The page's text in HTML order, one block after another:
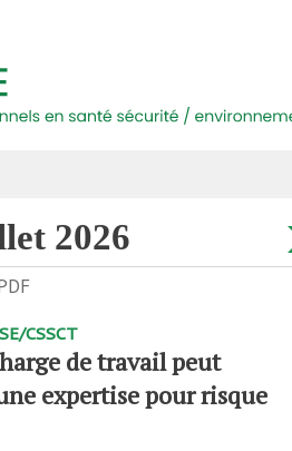
2026
CSSCT
de travail peut
expertise pour risque